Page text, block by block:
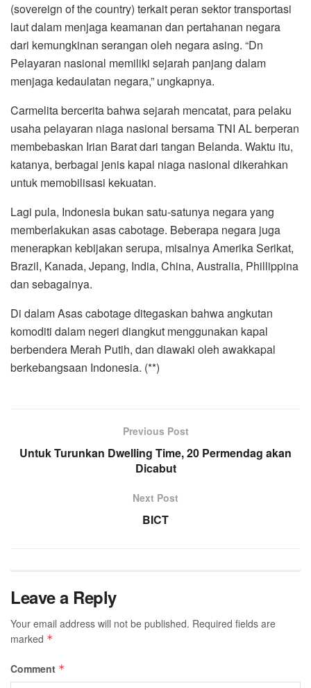
(sovereign of the country) terkait peran sektor transportasi
laut dalam menjaga keamanan dan pertahanan negara
dari kemungkinan serangan oleh negara asing. “Dn
Pelayaran nasional memiliki sejarah panjang dalam
menjaga kedaulatan negara,” ungkapnya.
Carmelita bercerita bahwa sejarah mencatat, para pelaku
usaha pelayaran niaga nasional bersama TNI AL berperan
membebaskan Irian Barat dari tangan Belanda. Waktu itu,
katanya, berbagai jenis kapal niaga nasional dikerahkan
untuk memobilisasi kekuatan.
Lagi pula, Indonesia bukan satu-satunya negara yang
memberlakukan asas cabotage. Beberapa negara juga
menerapkan kebijakan serupa, misalnya Amerika Serikat,
Brazil, Kanada, Jepang, India, China, Australia, Phillippina
dan sebagainya.
Di dalam Asas cabotage ditegaskan bahwa angkutan
komoditi dalam negeri diangkut menggunakan kapal
berbendera Merah Putih, dan diawaki oleh awakkapal
berkebangsaan Indonesia. (**)
Previous Post
Untuk Turunkan Dwelling Time, 20 Permendag akan
Dicabut
Next Post
BICT
Leave a Reply
Your email address will not be published. Required fields are
marked *
Comment *